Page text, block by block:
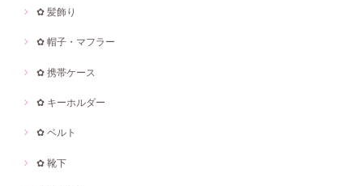
✿ 髪飾り
✿ 帽子・マフラー
✿ 携帯ケース
✿ キーホルダー
✿ ベルト
✿ 靴下